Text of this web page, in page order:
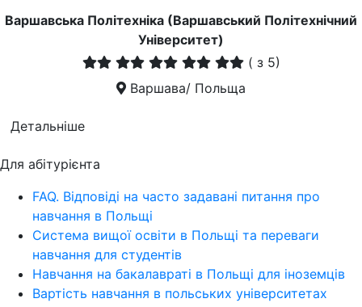
Варшавська Політехніка (Варшавський Політехнічний
Університет)
( з 5)
Варшава/ Польща
Детальніше
Для абітурієнта
FAQ. Відповіді на часто задавані питання про
навчання в Польщі
Система вищої освіти в Польщі та переваги
навчання для студентів
Навчання на бакалавраті в Польщі для іноземців
Вартість навчання в польських університетах